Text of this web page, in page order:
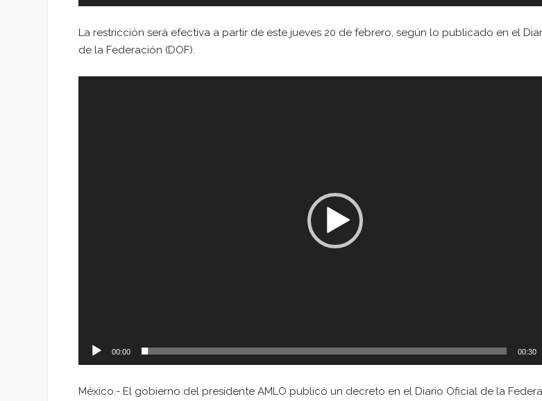
La restricción será efectiva a partir de este jueves 20 de febrero, según lo publicado en el
de la Federación (DOF).
00:00 00:30
México.- El gobierno del presidente AMLO publicó un decreto en el Diario Oficial de la